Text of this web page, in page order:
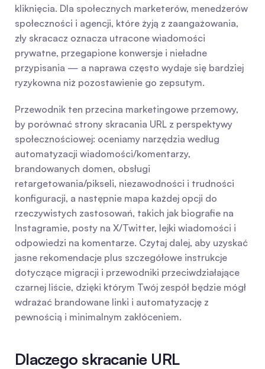
kliknięcia. Dla społecznych marketerów, menedżerów
społeczności i agencji, które żyją z zaangażowania,
zły skracacz oznacza utracone wiadomości
prywatne, przegapione konwersje i nieładne
przypisania — a naprawa często wydaje się bardziej
ryzykowna niż pozostawienie go zepsutym.
Przewodnik ten przecina marketingowe przemowy,
by porównać strony skracania URL z perspektywy
społecznościowej: oceniamy narzędzia według
automatyzacji wiadomości/komentarzy,
brandowanych domen, obsługi
retargetowania/pikseli, niezawodności i trudności
konfiguracji, a następnie mapa każdej opcji do
rzeczywistych zastosowań, takich jak biografie na
Instagramie, posty na X/Twitter, lejki wiadomości i
odpowiedzi na komentarze. Czytaj dalej, aby uzyskać
jasne rekomendacje plus szczegółowe instrukcje
dotyczące migracji i przewodniki przeciwdziałające
czarnej liście, dzięki którym Twój zespół będzie mógł
wdrażać brandowane linki i automatyzację z
pewnością i minimalnym zakłóceniem.
Dlaczego skracanie URL